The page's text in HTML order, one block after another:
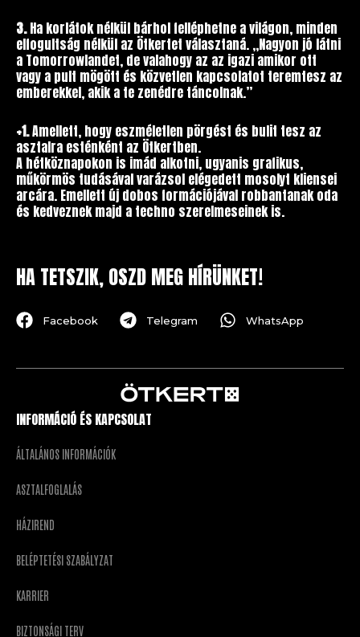
3.Ha korlátok nélkül bárhol felléphetne a világon, minden
elfogultság nélkül az Ötkertet választaná. ,,Nagyon jó látni
a Tomorrowlandet, de valahogy az az igazi amikor ott
vagy a pult mögött és közvetlen kapcsolatot teremtesz az
emberekkel, akik a te zenédre táncolnak.”
+1.Amellett, hogy eszméletlen pörgést és bulit tesz az
asztalra esténként az Ötkertben.
A hétköznapokon is imád alkotni, ugyanis grafikus,
műkörmös tudásával varázsol elégedett mosolyt kliensei
arcára. Emellett új dobos formációjával robbantanak oda
és kedveznek majd a techno szerelmeseinek is.
HA TETSZIK, OSZD MEG HÍRÜNKET!
Facebook Telegram WhatsApp
INFORMÁCIÓ ÉS KAPCSOLAT
ÁLTALÁNOS INFORMÁCIÓK
ASZTALFOGLALÁS
HÁZIREND
BELÉPTETÉSI SZABÁLYZAT
KARRIER
BIZTONSÁGI TERV